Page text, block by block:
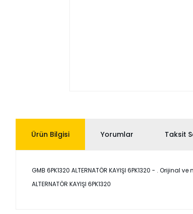
Ürün Bilgisi Yorumlar Taksit
GMB 6PK1320 ALTERNATÖR KAYIŞI 6PK1320 - . Orijinal
ALTERNATÖR KAYIŞI 6PK1320